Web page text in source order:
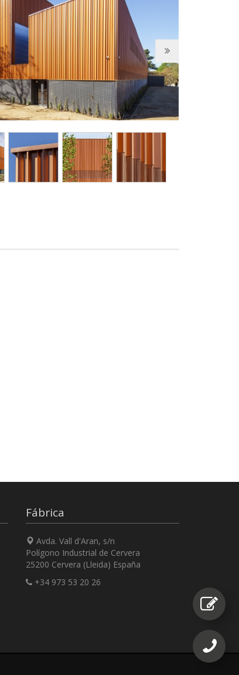
Next
Fábrica
Avda. Vall d'Aran, s/n
Polígono Industrial de Cervera
25200 Cervera (Lleida) España
+34 973 53 20 26